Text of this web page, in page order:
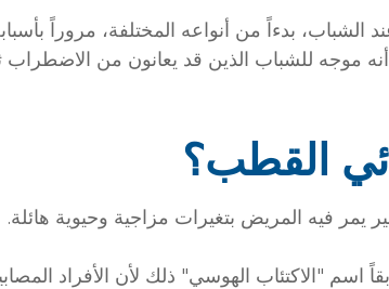
الشباب، بدءاً من أنواعه المختلفة، مروراً
موجه للشباب الذين قد يعانون من الاضطراب
القطب؟
فيه المريض بتغيرات مزاجية وحيوية هائلة.
"الاكتئاب الهوسي" ذلك لأن الأفراد